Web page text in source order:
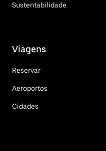
Sustentabilidade
Viagens
Reservar
Aeroportos
Cidades